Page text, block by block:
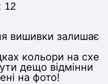
12
вишивки залишає
кольори на схе
дещо відмінни
на фото!